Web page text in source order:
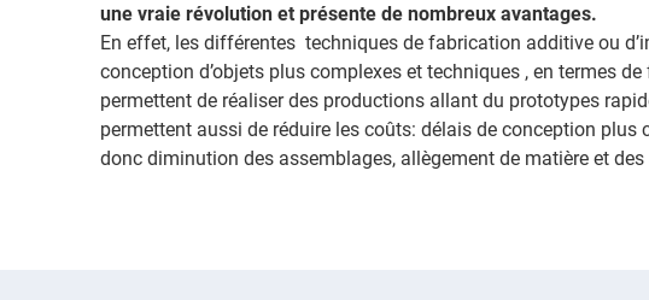
une vraie révolution et présente de nombreux avantages.
En effet, les différentes techniques de fabrication additive ou
conception d’objets plus complexes et techniques , en termes
permettent de réaliser des productions allant du prototypes
permettent aussi de réduire les coûts: délais de conception plus
donc diminution des assemblages, allègement de matière et